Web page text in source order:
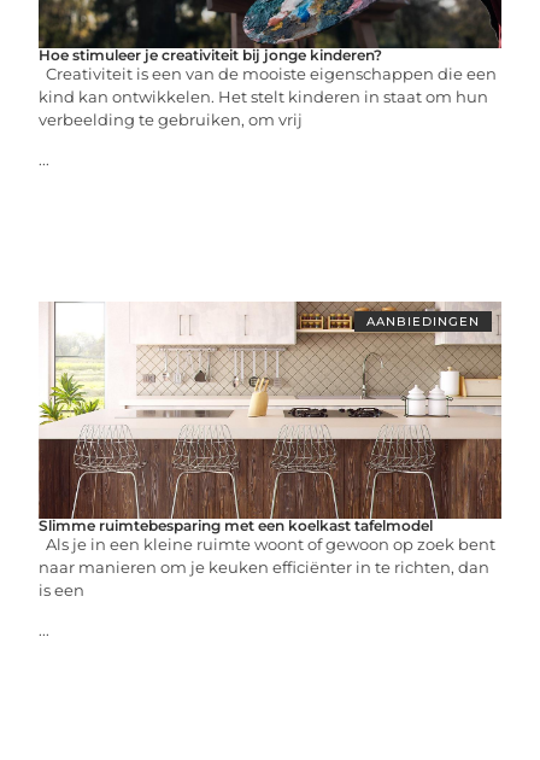
Hoe stimuleer je creativiteit bij jonge kinderen?
Creativiteit is een van de mooiste eigenschappen die een
kind kan ontwikkelen. Het stelt kinderen in staat om hun
verbeelding te gebruiken, om vrij
...
AANBIEDINGEN
Slimme ruimtebesparing met een koelkast tafelmodel
Als je in een kleine ruimte woont of gewoon op zoek bent
naar manieren om je keuken efficiënter in te richten, dan
is een
...